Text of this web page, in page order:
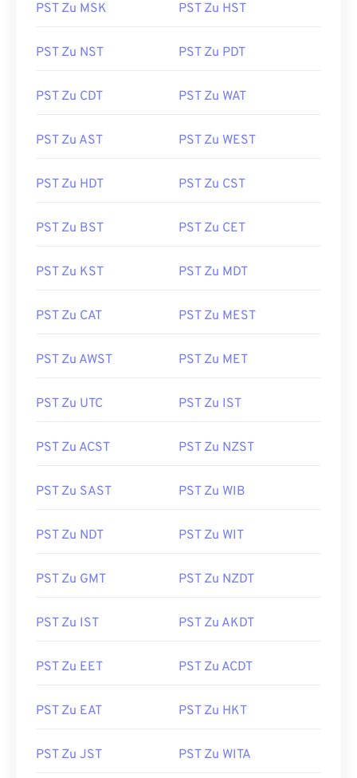
PST Zu MSK PST Zu HST
PST Zu NST PST Zu PDT
PST Zu CDT PST Zu WAT
PST Zu AST PST Zu WEST
PST Zu HDT PST Zu CST
PST Zu BST PST Zu CET
PST Zu KST PST Zu MDT
PST Zu CAT PST Zu MEST
PST Zu AWST PST Zu MET
PST Zu UTC PST Zu IST
PST Zu ACST PST Zu NZST
PST Zu SAST PST Zu WIB
PST Zu NDT PST Zu WIT
PST Zu GMT PST Zu NZDT
PST Zu IST PST Zu AKDT
PST Zu EET PST Zu ACDT
PST Zu EAT PST Zu HKT
PST Zu JST PST Zu WITA